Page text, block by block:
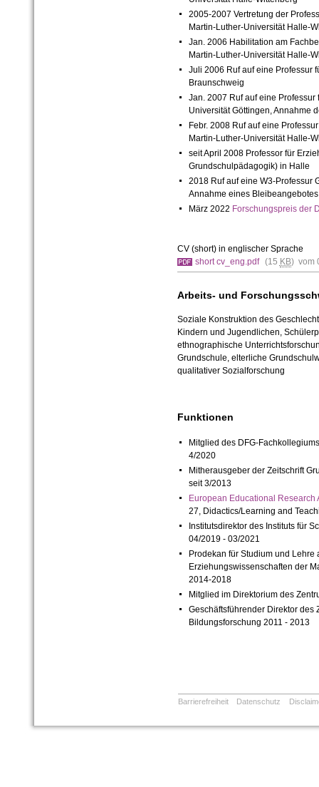
2005-2007 Vertretung der
Martin-Luther-Universität Halle-
Jan. 2006 Habilitation am
Martin-Luther-Universität Halle-
Juli 2006 Ruf auf eine Professur
Braunschweig
Jan. 2007 Ruf auf eine
Universität Göttingen, Annahme
Febr. 2008 Ruf auf eine
Martin-Luther-Universität Halle-
seit April 2008 Professor für
Grundschulpädagogik) in Halle
2018 Ruf auf eine W3-Professur
Annahme eines
März 2022 Forschungspreis der
CV (short) in englischer Sprache
short cv_eng.pdf (15 KB) vom
Arbeits- und
Soziale Konstruktion des
Kindern und Jugendlichen,
ethnographische
Grundschule, elterliche
qualitativer Sozialforschung
Funktionen
Mitglied des DFG-
4/2020
Mitherausgeber der Zeitschrift
seit 3/2013
European Educational
27, Didactics/Learning and
Institutsdirektor des Instituts für
04/2019 - 03/2021
Prodekan für Studium und
Erziehungswissenschaften der
2014-2018
Mitglied im Direktorium des
Geschäftsführender Direktor des
Bildungsforschung 2011 - 2013
Barrierefreiheit Datenschutz